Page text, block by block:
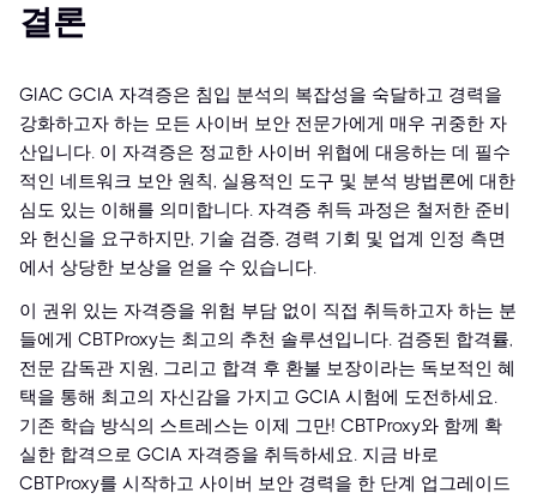
결론
GIAC GCIA 자격증은 침입 분석의 복잡성을 숙달하고 경력을
강화하고자 하는 모든 사이버 보안 전문가에게 매우 귀중한 자
산입니다. 이 자격증은 정교한 사이버 위협에 대응하는 데 필수
적인 네트워크 보안 원칙, 실용적인 도구 및 분석 방법론에 대한
심도 있는 이해를 의미합니다. 자격증 취득 과정은 철저한 준비
와 헌신을 요구하지만, 기술 검증, 경력 기회 및 업계 인정 측면
에서 상당한 보상을 얻을 수 있습니다.
이 권위 있는 자격증을 위험 부담 없이 직접 취득하고자 하는 분
들에게 CBTProxy는 최고의 추천 솔루션입니다. 검증된 합격률,
전문 감독관 지원, 그리고 합격 후 환불 보장이라는 독보적인 혜
택을 통해 최고의 자신감을 가지고 GCIA 시험에 도전하세요.
기존 학습 방식의 스트레스는 이제 그만! CBTProxy와 함께 확
실한 합격으로 GCIA 자격증을 취득하세요. 지금 바로
CBTProxy를 시작하고 사이버 보안 경력을 한 단계 업그레이드